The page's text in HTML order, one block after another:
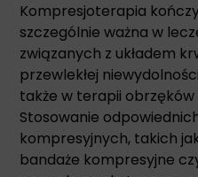
Kompresjoterapia
szczególnie ważna w
związanych z układem
przewlekłej
także w terapii
Stosowanie
kompresyjnych, takich
bandaże kompresyjne